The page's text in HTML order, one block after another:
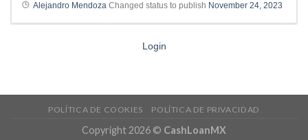
Alejandro Mendoza Changed status to publish November 24, 2023
Login
POLÍTICA DE COOKIES POLÍTICA DE PRIVACIDAD
Copyright 2026 © CashLoanMX